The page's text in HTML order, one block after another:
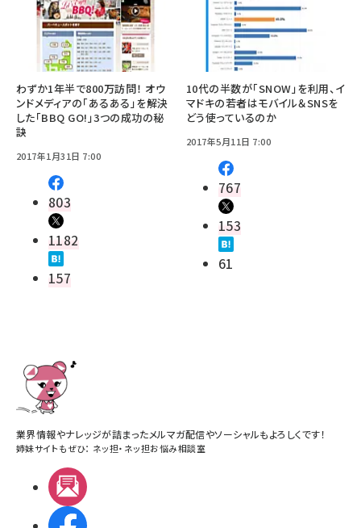
わずか1年半で800万訪問！ オウ
ンドメディアの「あるある」を解決
した「BBQ GO!」3つの成功の秘
訣
2017年1月31日 7:00
803
1182
157
10代の半数が「SNOW」を利用、イ
マドキの若者はモバイル＆SNSを
どう使っているのか
2017年5月11日 7:00
767
153
61
業界情報やナレッジが詰まったメルマガ配信やソーシャルもよろしくです！
姉妹サイトもぜひ： ネッ担・ ネッ担お悩み相談室